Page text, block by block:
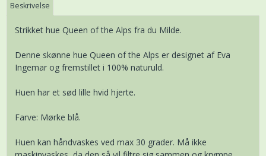
Beskrivelse
Strikket hue Queen of the Alps fra du Milde.
Denne skønne hue Queen of the Alps er designet af Eva
Ingemar og fremstillet i 100% naturuld.
Huen har et sød lille hvid hjerte.
Farve: Mørke blå.
Huen kan håndvaskes ved max 30 grader. Må ikke